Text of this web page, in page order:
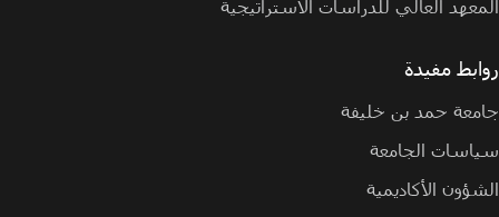
المعهد العالي للدراسات الاستراتيجية
روابط مفيدة
جامعة حمد بن خليفة
سياسات الجامعة
الشؤون الأكاديمية